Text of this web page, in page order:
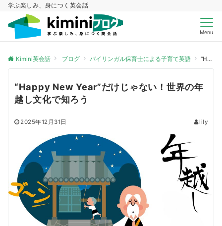
学ぶ楽しみ、身につく英会話
Menu
Kimini英会話 ブログ バイリンガル保育士による子育て英語 “Happy New Year”だけじゃない！世界の年越し文化で知ろう
“Happy New Year”だけじゃない！世界の年
越し文化で知ろう
2025年12月31日 lily